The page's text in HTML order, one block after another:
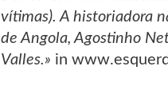
vítimas). A historiadora
de Angola, Agostinho
Valles.» in